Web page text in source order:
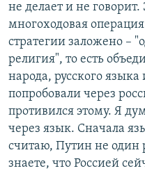
не делает и не говорит.
многоходовая
стратегии заложено –
религия", то есть
народа, русского
попробовали через
противился этому. Я
через язык. Сначала
считаю, Путин не один
знаете, что Россией